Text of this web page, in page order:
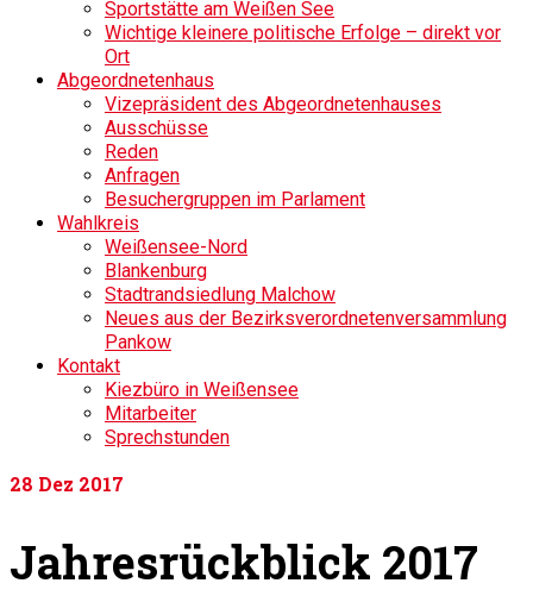
Sportstätte am Weißen See
Wichtige kleinere politische Erfolge – direkt vor
Ort
Abgeordnetenhaus
Vizepräsident des Abgeordnetenhauses
Ausschüsse
Reden
Anfragen
Besuchergruppen im Parlament
Wahlkreis
Weißensee-Nord
Blankenburg
Stadtrandsiedlung Malchow
Neues aus der Bezirksverordnetenversammlung
Pankow
Kontakt
Kiezbüro in Weißensee
Mitarbeiter
Sprechstunden
28 Dez 2017
Jahresrückblick 2017